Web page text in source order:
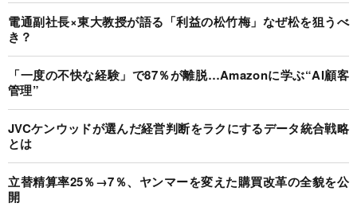
電通副社長×東大教授が語る「利益の松竹梅」なぜ松を狙うべ
き？
「一度の不快な経験」で87％が離脱…Amazonに学ぶ“AI顧客
管理”
JVCケンウッドが選んだ経営判断をラクにするデータ統合戦略
とは
立替精算率25％→7％、ヤンマーを変えた購買改革の全貌を公
開